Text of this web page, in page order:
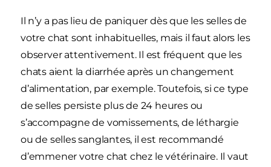
Il n’y a pas lieu de paniquer dès que les selles de
votre chat sont inhabituelles, mais il faut alors les
observer attentivement. Il est fréquent que les
chats aient la diarrhée après un changement
d’alimentation, par exemple. Toutefois, si ce type
de selles persiste plus de 24 heures ou
s’accompagne de vomissements, de léthargie
ou de selles sanglantes, il est recommandé
d’emmener votre chat chez le vétérinaire. Il vaut